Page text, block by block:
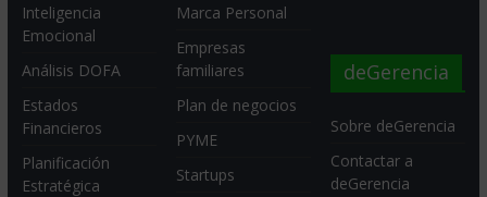
Inteligencia
Emocional
Análisis DOFA
Estados
Financieros
Planificación
Estratégica
Marca Personal
Empresas
familiares
Plan de negocios
PYME
Startups
deGerencia
Sobre deGerencia
Contactar a
deGerencia